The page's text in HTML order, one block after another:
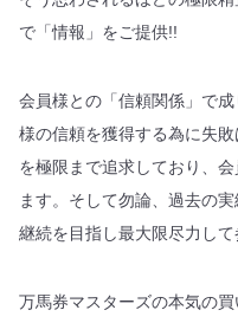
で「情報」をご提供!!
会員様との「信頼関係」で
様の信頼を獲得する為に失
を極限まで追求しており、
ます。そして勿論、過去の
継続を目指し最大限尽力して
万馬券マスターズの本気の